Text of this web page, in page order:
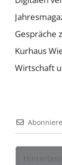
Gespräche
Kurhaus
Wirtschaft